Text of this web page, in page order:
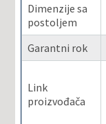
Dimenzije sa
postoljem
Garantni rok
Link
proizvođača